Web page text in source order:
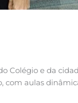
Colégio e da
com aulas